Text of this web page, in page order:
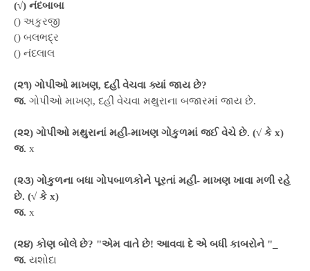
(√) નંદબાબા
() અકુરજી
() બલભદ્ર
() નંદલાલ
(૨૧) ગોપીઓ માખણ, દહીં વેચવા ક્યાં જાય છે?
જ. ગોપીઓ માખણ, દહીં વેચવા મથુરાના બજારમાં જાય છે.
(૨૨) ગોપીઓ મથુરાનાં મહી-માખણ ગોકુળમાં જઈ વેચે છે. (√ કે x)
જ. x
(૨૩) ગોકુળના બધા ગોપબાળકોને પૂરતાં મહી- માખણ ખાવા મળી રહે
છે. (√ કે x)
જ. x
(૨૪) કોણ બોલે છે? "એમ વાતે છે! આવવા દે એ બધી કાબરોને "_
જ. યશોદા